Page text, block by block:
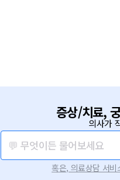
증상/치료,
의사가
💬 무엇이든 물어보세요
혹은, 의료상담 서